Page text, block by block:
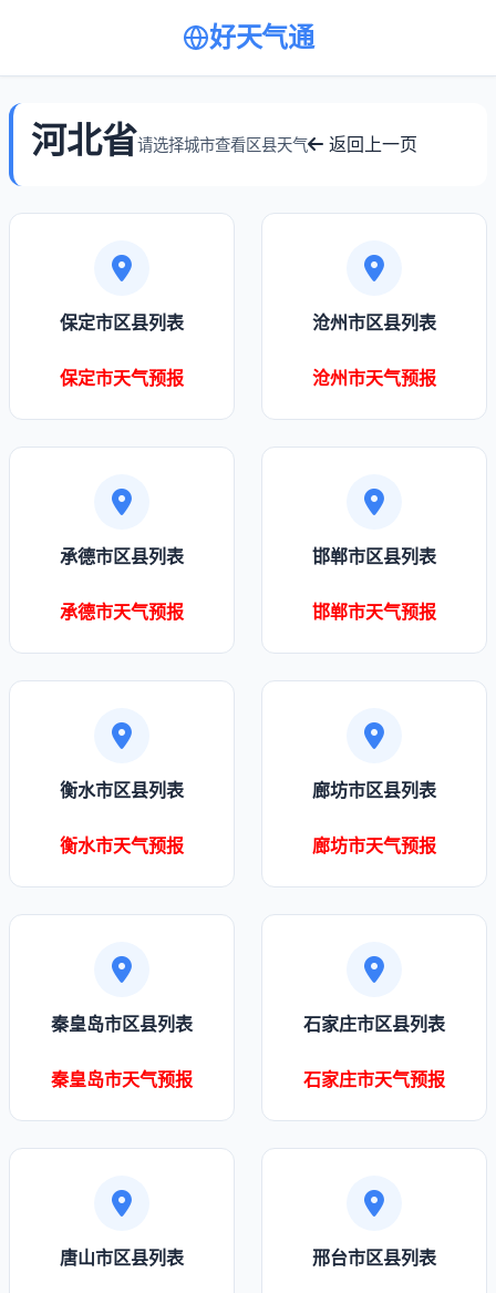
好天气通
河北省请选择城市查看区县天气 返回上一页
保定市区县列表
保定市天气预报
沧州市区县列表
沧州市天气预报
承德市区县列表
承德市天气预报
邯郸市区县列表
邯郸市天气预报
衡水市区县列表
衡水市天气预报
廊坊市区县列表
廊坊市天气预报
秦皇岛市区县列表
秦皇岛市天气预报
石家庄市区县列表
石家庄市天气预报
唐山市区县列表 邢台市区县列表